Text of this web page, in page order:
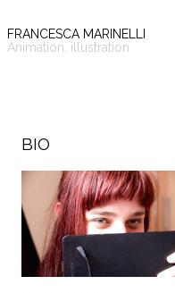
FRANCESCA MARINELLI
Animation, illustration
BIO